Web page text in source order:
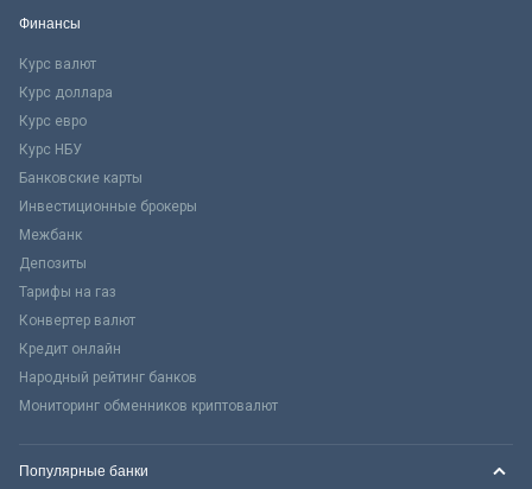
Финансы
Курс валют
Курс доллара
Курс евро
Курс НБУ
Банковские карты
Инвестиционные брокеры
Межбанк
Депозиты
Тарифы на газ
Конвертер валют
Кредит онлайн
Народный рейтинг банков
Мониторинг обменников криптовалют
Популярные банки